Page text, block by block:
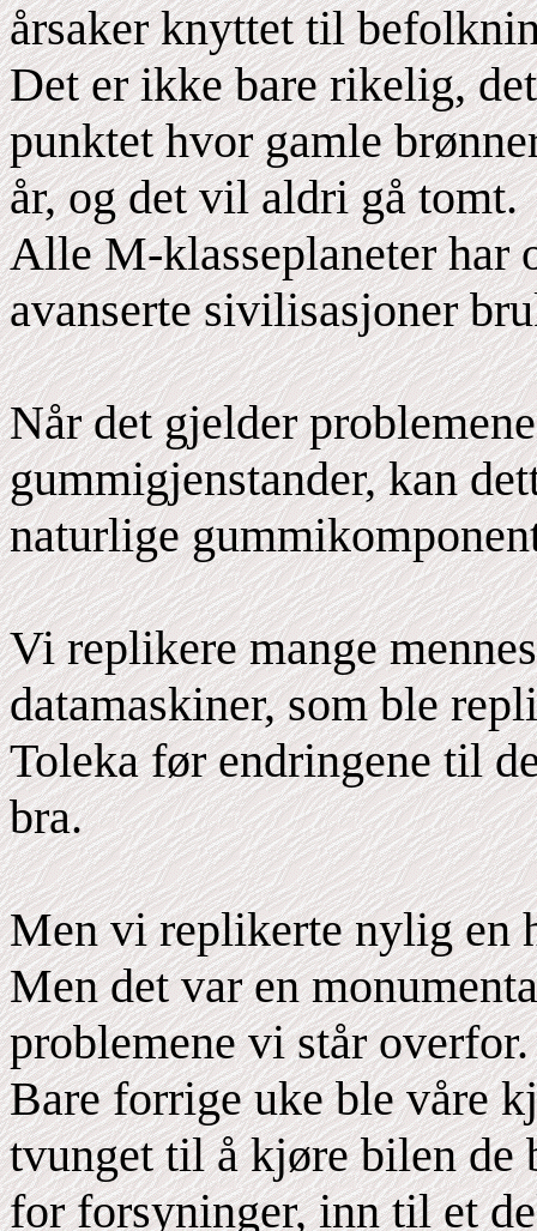
årsaker knyttet til
Det er ikke bare rikelig,
punktet hvor gamle
år, og det vil aldri gå tomt.
Alle M-klasseplaneter har
avanserte sivilisasjoner
Når det gjelder
gummigjenstander, kan
naturlige
Vi replikere mange
datamaskiner, som ble
Toleka før endringene til
bra.
Men vi replikerte nylig en
Men det var en
problemene vi står overfor.
Bare forrige uke ble våre
tvunget til å kjøre bilen de
for forsyninger, inn til et